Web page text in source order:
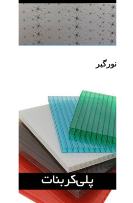
نورگیر